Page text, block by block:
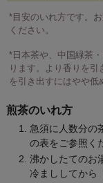
*目安のいれ方です。
ください。
*日本茶や、中国緑茶
ります。より香りを
を引き出すにはやや低
煎茶のいれ方
急須に人数分の
の表をご参照く
沸かしたてのお
冷まししてから